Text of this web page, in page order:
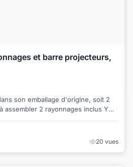
et barre projecteurs,
son emballage d'origine, soit 2
assembler 2 rayonnages inclus Y
Ba...
20 vues